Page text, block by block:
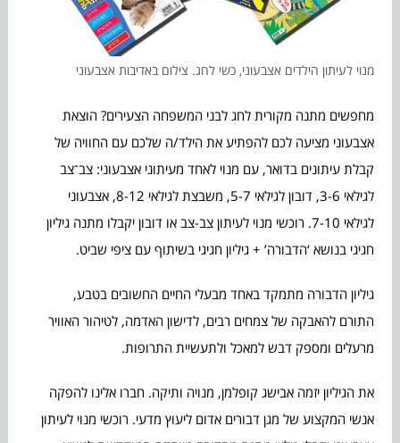
מנוי לעיתון הילדים אצבעוני, כשי לחג. צילום באדיבות אצבעוני
מחפשים מתנה מקורית לחג לבני המשפחה הצעירים? הוצאת
אצבעוני מציעה לכם להפתיע את הילד/ה שלכם עם החוויה של
קבלת עיתונים בדואר, עם מנוי לאחד מעיתוני אצבעוני: צב־צב
לגילאי 3-6, דובון לגילאי 5-7, משבצת לגילאי 8-12, אצבעוני
לגילאי 7-10. רוכשי מנוי לעיתון צב-צב או דובון יקבלו מתנה גיליון
חגיגי בנושא ‘הדבורה’ + גיליון חגיגי בשיתוף עם ציפי שביט.
גיליון הדבורה מתמקד באחד מבעלי החיים החשובים בטבע,
התורם להאבקה של צמחים רבים, לדישון האדמה, לטיהור האוויר
מרעלים ומספק דבש למאכל ולתעשיית התרופות.
את הגיליון יזמה אבישג קופלמן, מנויה ותיקה. חברו אלינו להפקה
אנשי המקצוע של מגן דבורים אדום ליעוץ מדעי. רוכשי מנוי לעיתון